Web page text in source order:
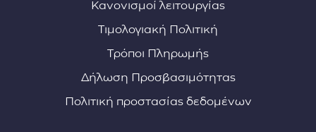
Κανονισμοί λειτουργίας
Τιμολογιακή Πολιτική
Τρόποι Πληρωμής
Δήλωση Προσβασιμότητας
Πολιτική προστασίας δεδομένων